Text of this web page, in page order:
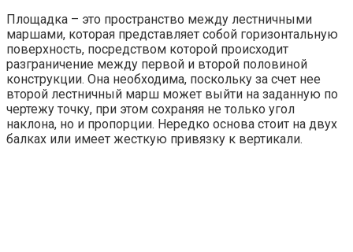
Площадка – это пространство между лестничными
маршами, которая представляет собой горизонтальную
поверхность, посредством которой происходит
разграничение между первой и второй половиной
конструкции. Она необходима, поскольку за счет нее
второй лестничный марш может выйти на заданную по
чертежу точку, при этом сохраняя не только угол
наклона, но и пропорции. Нередко основа стоит на двух
балках или имеет жесткую привязку к вертикали.